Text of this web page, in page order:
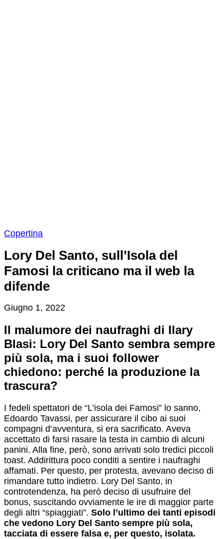
Copertina
Lory Del Santo, sull’Isola del
Famosi la criticano ma il web la
difende
Giugno 1, 2022
Il malumore dei naufraghi di Ilary
Blasi: Lory Del Santo sembra sempre
più sola, ma i suoi follower
chiedono: perché la produzione la
trascura?
I fedeli spettatori de “L’isola dei Famosi” lo sanno,
Edoardo Tavassi, per assicurare il cibo ai suoi
compagni d’avventura, si era sacrificato. Aveva
accettato di farsi rasare la testa in cambio di alcuni
panini. Alla fine, però, sono arrivati solo tredici piccoli
toast. Addirittura poco conditi a sentire i naufraghi
affamati. Per questo, per protesta, avevano deciso di
rimandare tutto indietro. Lory Del Santo, in
controtendenza, ha però deciso di usufruire del
bonus, suscitando ovviamente le ire di maggior parte
degli altri “spiaggiati”. Solo l’ultimo dei tanti episodi
che vedono Lory Del Santo sempre più sola,
tacciata di essere falsa e, per questo, isolata.